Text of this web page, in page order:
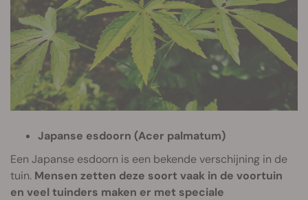
Japanse esdoorn (Acer palmatum)
Een Japanse esdoorn is een bekende verschijning in de
tuin. Mensen zetten deze soort vaak in de voortuin
en veel tuinders maken er met speciale